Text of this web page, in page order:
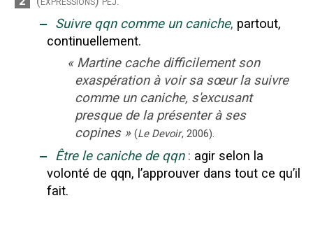
‒ Suivre qqn comme un caniche, partout,
continuellement.
« Martine cache difficilement son
exaspération à voir sa sœur la suivre
comme un caniche, s'excusant
presque de la présenter à ses
copines » (Le Devoir, 2006).
‒ Être le caniche de qqn : agir selon la
volonté de qqn, l’approuver dans tout ce qu’il
fait.